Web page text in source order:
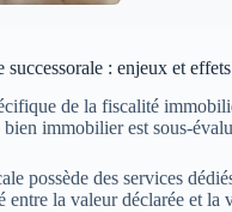
: enjeux et
de la fiscalité
immobilier est sous-
possède des services
la valeur déclarée et la